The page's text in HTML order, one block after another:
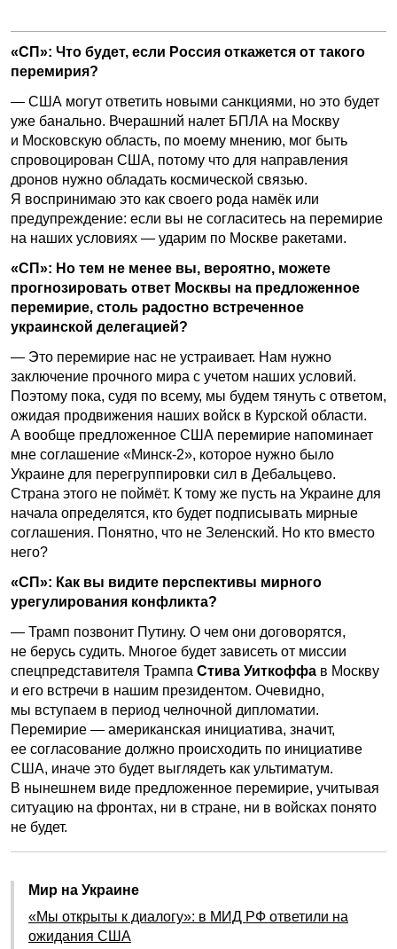
«СП»: Что будет, если Россия откажется от такого
перемирия?
— США могут ответить новыми санкциями, но это будет
уже банально. Вчерашний налет БПЛА на Москву
и Московскую область, по моему мнению, мог быть
спровоцирован США, потому что для направления
дронов нужно обладать космической связью.
Я воспринимаю это как своего рода намёк или
предупреждение: если вы не согласитесь на перемирие
на наших условиях — ударим по Москве ракетами.
«СП»: Но тем не менее вы, вероятно, можете
прогнозировать ответ Москвы на предложенное
перемирие, столь радостно встреченное
украинской делегацией?
— Это перемирие нас не устраивает. Нам нужно
заключение прочного мира с учетом наших условий.
Поэтому пока, судя по всему, мы будем тянуть с ответом,
ожидая продвижения наших войск в Курской области.
А вообще предложенное США перемирие напоминает
мне соглашение «Минск-2», которое нужно было
Украине для перегруппировки сил в Дебальцево.
Страна этого не поймёт. К тому же пусть на Украине для
начала определятся, кто будет подписывать мирные
соглашения. Понятно, что не Зеленский. Но кто вместо
него?
«СП»: Как вы видите перспективы мирного
урегулирования конфликта?
— Трамп позвонит Путину. О чем они договорятся,
не берусь судить. Многое будет зависеть от миссии
спецпредставителя Трампа Стива Уиткоффа в Москву
и его встречи в нашим президентом. Очевидно,
мы вступаем в период челночной дипломатии.
Перемирие — американская инициатива, значит,
ее согласование должно происходить по инициативе
США, иначе это будет выглядеть как ультиматум.
В нынешнем виде предложенное перемирие, учитывая
ситуацию на фронтах, ни в стране, ни в войсках понято
не будет.
Мир на Украине
«Мы открыты к диалогу»: в МИД РФ ответили на
ожидания США